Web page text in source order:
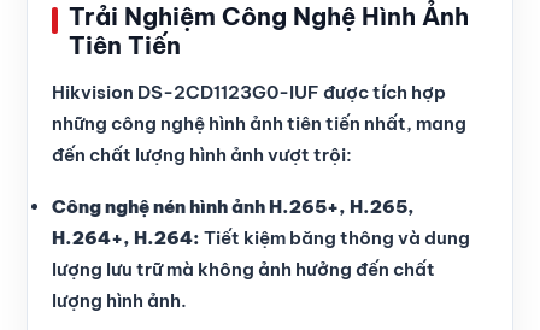
Trải Nghiệm Công Nghệ Hình Ảnh
Tiên Tiến
Hikvision DS-2CD1123G0-IUF được tích hợp
những công nghệ hình ảnh tiên tiến nhất, mang
đến chất lượng hình ảnh vượt trội:
Công nghệ nén hình ảnh H.265+, H.265,
H.264+, H.264: Tiết kiệm băng thông và dung
lượng lưu trữ mà không ảnh hưởng đến chất
lượng hình ảnh.